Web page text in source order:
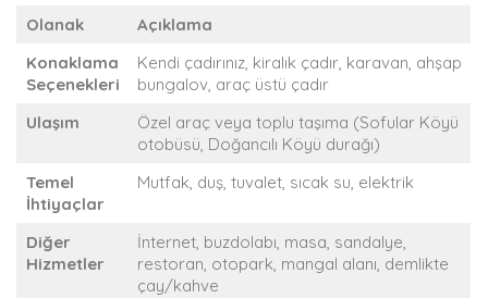
Olanak
Açıklama
Konaklama
Seçenekleri
Kendi çadırınız, kiralık çadır, karavan, ahşap
bungalov, araç üstü çadır
Ulaşım
Özel araç veya toplu taşıma (Sofular Köyü
otobüsü, Doğancılı Köyü durağı)
Temel
İhtiyaçlar
Mutfak, duş, tuvalet, sıcak su, elektrik
Diğer
Hizmetler
İnternet, buzdolabı, masa, sandalye,
restoran, otopark, mangal alanı, demlikte
çay/kahve